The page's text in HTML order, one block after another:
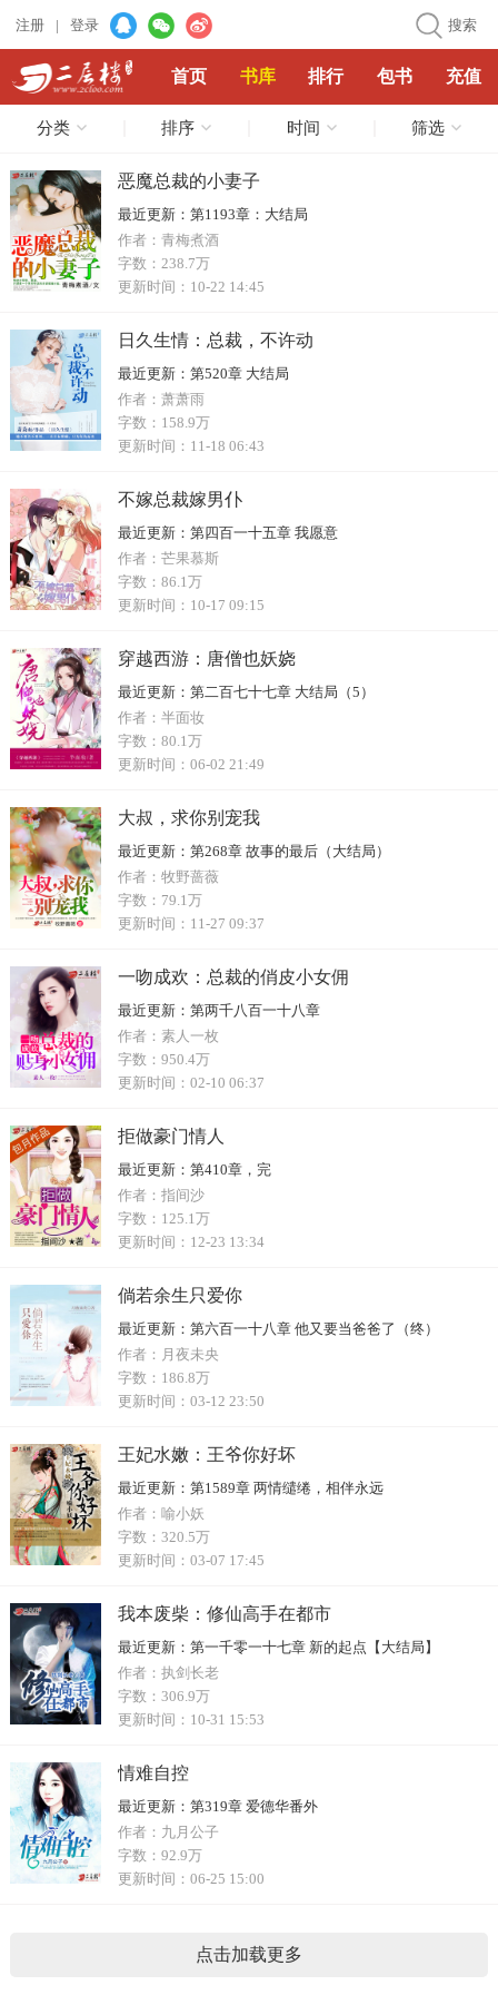
注册 | 登录 搜索
首页 书库 排行 包书 充值
分类 排序 时间 筛选
恶魔总裁的小妻子
最近更新： 第1193章：大结局
作者： 青梅煮酒
字数： 238.7万
更新时间： 10-22 14:45
日久生情：总裁，不许动
最近更新：
第520章 大结局
作者： 萧萧雨
字数： 158.9万
更新时间： 11-18 06:43
不嫁总裁嫁男仆
最近更新： 第四百一十五章 我愿意
作者： 芒果慕斯
字数： 86.1万
更新时间： 10-17 09:15
穿越西游：唐僧也妖娆
最近更新： 第二百七十七章 大结局（5）
作者： 半面妆
字数： 80.1万
更新时间： 06-02 21:49
大叔，求你别宠我
最近更新： 第268章 故事的最后（大结局）
作者： 牧野蔷薇
字数： 79.1万
更新时间： 11-27 09:37
一吻成欢：总裁的俏皮小女佣
最近更新： 第两千八百一十八章
作者： 素人一枚
字数： 950.4万
更新时间： 02-10 06:37
拒做豪门情人
最近更新： 第410章，完
作者： 指间沙
字数： 125.1万
更新时间： 12-23 13:34
倘若余生只爱你
最近更新： 第六百一十八章 他又要当爸爸了（终）
作者： 月夜未央
字数： 186.8万
更新时间： 03-12 23:50
王妃水嫩：王爷你好坏
最近更新： 第1589章 两情缱绻，相伴永远
作者： 喻小妖
字数： 320.5万
更新时间： 03-07 17:45
我本废柴：修仙高手在都市
最近更新： 第一千零一十七章 新的起点【大结局】
作者： 执剑长老
字数： 306.9万
更新时间： 10-31 15:53
情难自控
最近更新： 第319章 爱德华番外
作者： 九月公子
字数： 92.9万
更新时间： 06-25 15:00
点击加载更多